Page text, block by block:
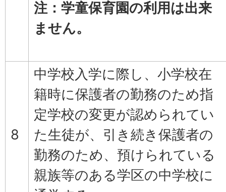
注：学童保育園の利用は出来
ません。
8
中学校入学に際し、小学校在
籍時に保護者の勤務のため指
定学校の変更が認められてい
た生徒が、引き続き保護者の
勤務のため、預けられている
親族等のある学区の中学校に